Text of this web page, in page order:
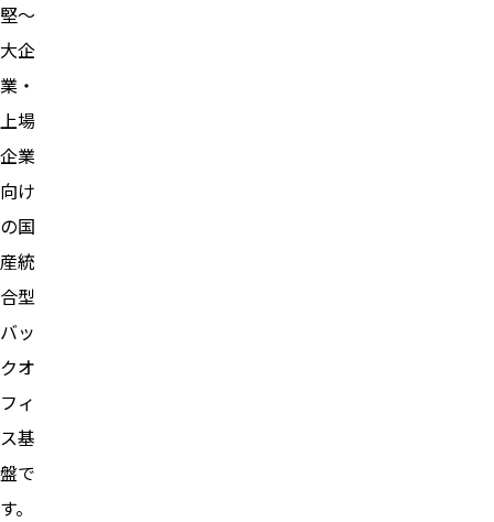
堅〜
大企
業・
上場
企業
向け
の国
産統
合型
バッ
クオ
フィ
ス基
盤で
す。